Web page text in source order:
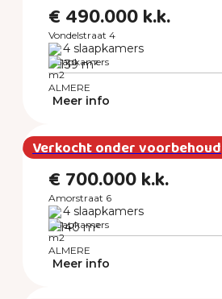
€ 490.000 k.k.
Vondelstraat 4
4 slaapkamers
139 m²
ALMERE
Meer info
Verkocht onder voorbehoud
€ 700.000 k.k.
Amorstraat 6
4 slaapkamers
140 m²
ALMERE
Meer info